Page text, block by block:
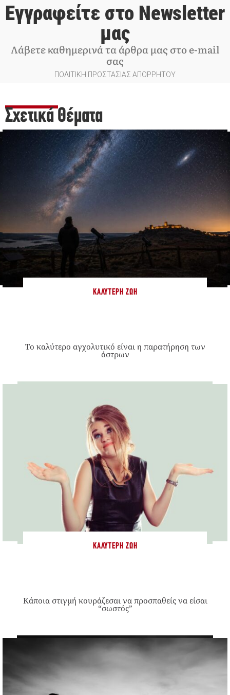
Εγγραφείτε στο Newsletter
μας
Λάβετε καθημερινά τα άρθρα μας στο e-mail
σας
ΠΟΛΙΤΙΚΗ ΠΡΟΣΤΑΣΙΑΣ ΑΠΟΡΡΗΤΟΥ
Σχετικά Θέματα
ΚΑΛΎΤΕΡΗ ΖΩΉ
Το καλύτερο αγχολυτικό είναι η παρατήρηση των
άστρων
ΚΑΛΎΤΕΡΗ ΖΩΉ
Κάποια στιγμή κουράζεσαι να προσπαθείς να είσαι
“σωστός”